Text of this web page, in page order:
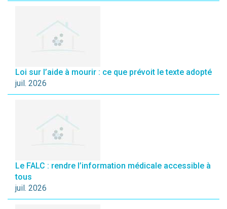
Loi sur l’aide à mourir : ce que prévoit le texte adopté
juil. 2026
Le FALC : rendre l’information médicale accessible à
tous
juil. 2026